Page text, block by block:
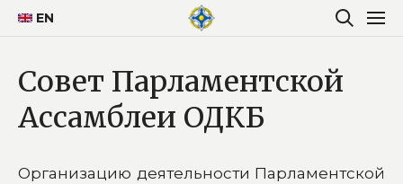
EN
Совет Парламентской
Ассамблеи ОДКБ
Организацию деятельности Парламентской